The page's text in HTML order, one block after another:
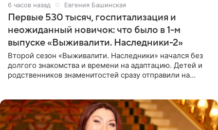
6 часов назад Евгения Башинская
Первые 530 тысяч, госпитализация и
неожиданный новичок: что было в 1-м
выпуске «Выживалити. Наследники-2»
Второй сезон «Выживалити. Наследники» начался без
долгого знакомства и времени на адаптацию. Детей и
родственников знаменитостей сразу отправили на